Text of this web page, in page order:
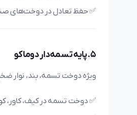
✅ حفظ تعادل در دوخت‌های
5. پایه تسمه‌دار دوماکو
ویژه دوخت تسمه، بند، نوار
✅ دوخت تسمه در کیف، کاور،